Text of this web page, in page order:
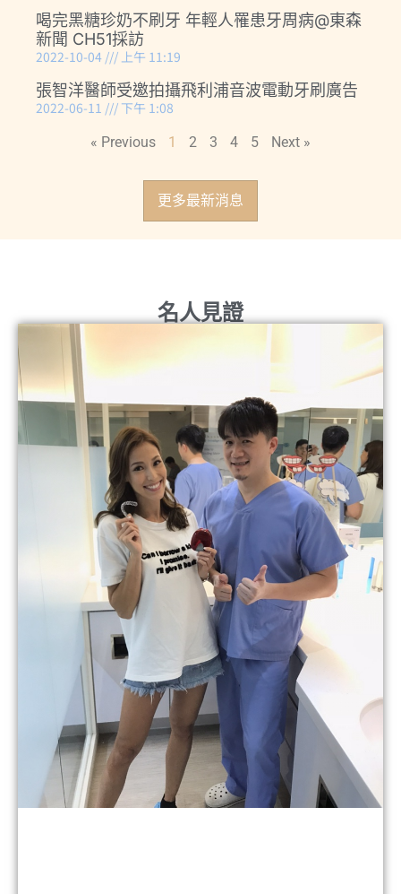
喝完黑糖珍奶不刷牙 年輕人罹患牙周病@東森
新聞 CH51採訪
2022-10-04 上午 11:19
張智洋醫師受邀拍攝飛利浦音波電動牙刷廣告
2022-06-11 下午 1:08
« Previous 1 2 3 4 5 Next »
更多最新消息
名人見證